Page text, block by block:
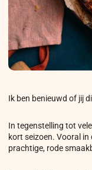
Ik ben benieuwd of jij
In tegenstelling tot
kort seizoen. Vooral
prachtige, rode